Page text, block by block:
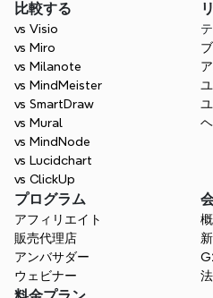
比較する
vs Visio
vs Miro
vs Milanote
vs MindMeister
vs SmartDraw
vs Mural
vs MindNode
vs Lucidchart
vs ClickUp
プログラム
アフィリエイト
販売代理店
アンバサダー
ウェビナー